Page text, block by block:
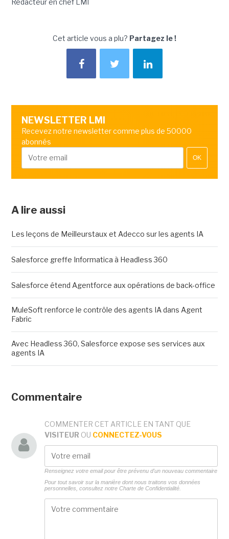
Rédacteur en chef LMI
Cet article vous a plu? Partagez le !
NEWSLETTER LMI
Recevez notre newsletter comme plus de 50000
abonnés
OK
A lire aussi
Les leçons de Meilleurstaux et Adecco sur les agents IA
Salesforce greffe Informatica à Headless 360
Salesforce étend Agentforce aux opérations de back-office
MuleSoft renforce le contrôle des agents IA dans Agent
Fabric
Avec Headless 360, Salesforce expose ses services aux
agents IA
Commentaire
COMMENTER CET ARTICLE EN TANT QUE
VISITEUR OU CONNECTEZ-VOUS
Renseignez votre email pour être prévenu d'un nouveau commentaire
Pour tout savoir sur la manière dont nous traitons vos données
personnelles, consultez notre Charte de Confidentialité.